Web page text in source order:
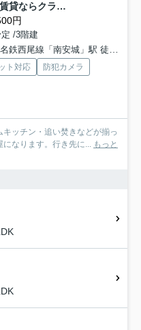
アイリス横山Ａ 刈谷市近郊の賃貸ならクラスホーム刈谷店
円
/3階建
名鉄西尾線「南安城」駅 徒歩29分
ト対応
防犯カメラ
ッチン・追い焚きなどが揃っ
なります。行き先に... もっと